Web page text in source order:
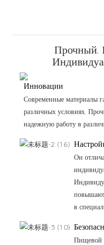
Прочный,
Инновации
Современные материалы
различных условиях.
надежную работу в
Он
в
Пищевой